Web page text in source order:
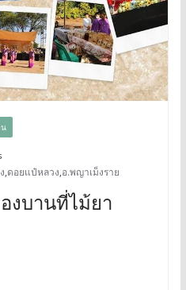
น
,ดอยแป๋หลวง,อ.พญาเม็งราย
งบานที่ไม้ยา